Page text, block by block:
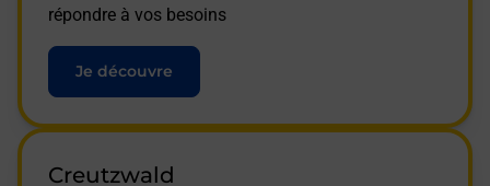
répondre à vos besoins
Je découvre
Creutzwald